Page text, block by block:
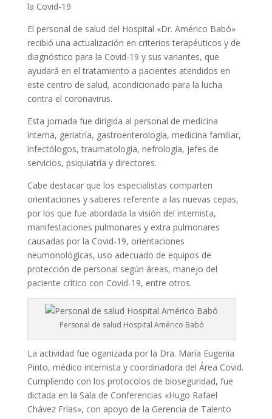
la Covid-19
El personal de salud del Hospital «Dr. Américo Babó»
recibió una actualización en criterios terapéuticos y de
diagnóstico para la Covid-19 y sus variantes, que
ayudará en el tratamiento a pacientes atendidos en
este centro de salud, acondicionado para la lucha
contra el coronavirus.
Esta jornada fue dirigida al personal de medicina
interna, geriatría, gastroenterología, medicina familiar,
infectólogos, traumatología, nefrología, jefes de
servicios, psiquiatría y directores.
Cabe destacar que los especialistas comparten
orientaciones y saberes referente a las nuevas cepas,
por los que fue abordada la visión del internista,
manifestaciones pulmonares y extra pulmonares
causadas por la Covid-19, orientaciones
neumonológicas, uso adecuado de equipos de
protección de personal según áreas, manejo del
paciente crítico con Covid-19, entre otros.
Personal de salud Hospital Américo Babó
La actividad fue oganizada por la Dra. María Eugenia
Pinto, médico internista y coordinadora del Área Covid.
Cumpliendo con los protocolos de bioseguridad, fue
dictada en la Sala de Conferencias «Hugo Rafael
Chávez Frías», con apoyo de la Gerencia de Talento